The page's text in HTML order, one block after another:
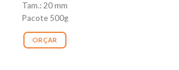
Tam.: 20 mm
Pacote 500g
ORÇAR